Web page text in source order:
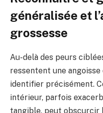
généralisée et
grossesse
Au-delà des peurs
ressentent une
identifier précisément.
intérieur, parfois
tangible, peut obscurcir